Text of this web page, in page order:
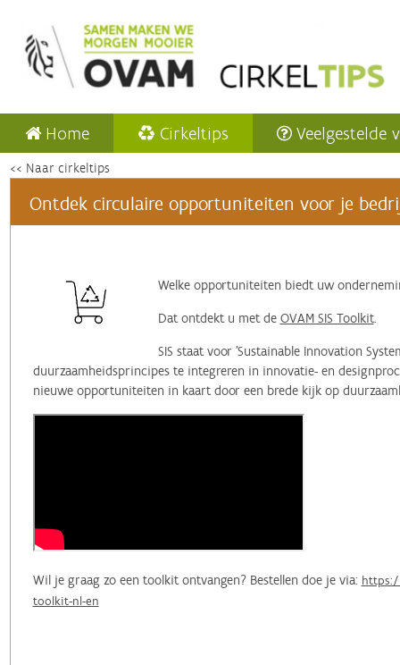
Home Cirkeltips Veelgestelde
<< Naar cirkeltips
Ontdek circulaire opportuniteiten voor je
‌Welke opportuniteiten biedt uw
Dat ontdekt u met de OVAM SIS Toolkit.
SIS staat voor 'Sustainable Innovation
duurzaamheidsprincipes te integreren in innovatie- en
nieuwe opportuniteiten in kaart door een brede kijk op
Wil je graag zo een toolkit ontvangen? Bestellen doe je via:
toolkit-nl-en